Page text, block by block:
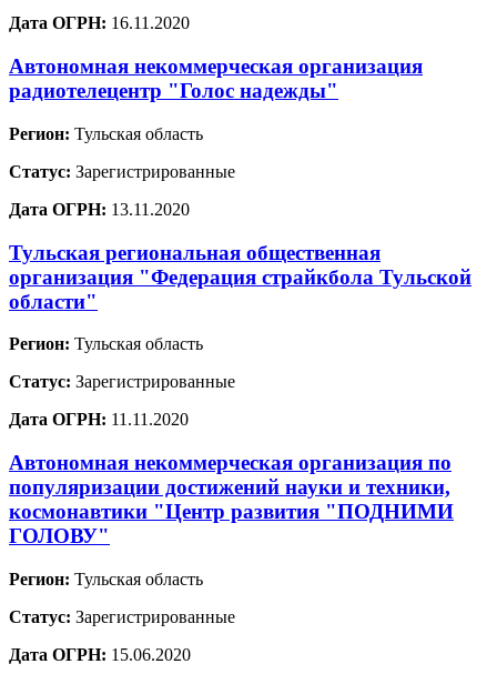
Дата ОГРН: 16.11.2020
Автономная некоммерческая организация
радиотелецентр "Голос надежды"
Регион: Тульская область
Статус: Зарегистрированные
Дата ОГРН: 13.11.2020
Тульская региональная общественная
организация "Федерация страйкбола Тульской
области"
Регион: Тульская область
Статус: Зарегистрированные
Дата ОГРН: 11.11.2020
Автономная некоммерческая организация по
популяризации достижений науки и техники,
космонавтики "Центр развития "ПОДНИМИ
ГОЛОВУ"
Регион: Тульская область
Статус: Зарегистрированные
Дата ОГРН: 15.06.2020